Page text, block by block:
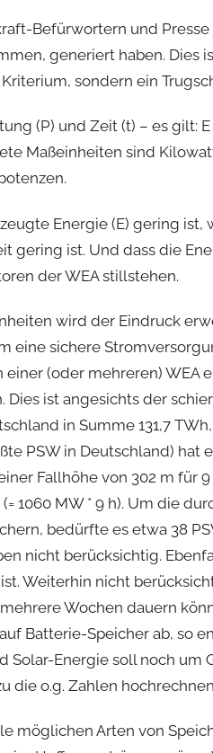
Befürwortern und
generiert haben. Dies
sondern ein
(P) und Zeit (t) – es gilt:
Maßeinheiten sind
Energie (E) gering
ist. Und dass die
der WEA stillstehen.
wird der Eindruck
eine sichere
(oder mehreren) WEA
Dies ist angesichts der
in Summe 131,7
PSW in Deutschland) hat
Fallhöhe von 302 m für
1060 MW * 9 h). Um die
bedürfte es etwa 38
nicht berücksichtig.
Weiterhin nicht
Wochen dauern
Batterie-Speicher ab, so
Solar-Energie soll noch um
die o.g. Zahlen
möglichen Arten von